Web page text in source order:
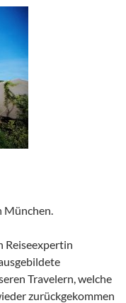
München.
Reiseexpertin
Travelern, welche
zurückgekommen